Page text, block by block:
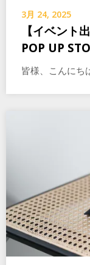
3月 24, 2025
【イベン
POP UP
皆様、こんにち